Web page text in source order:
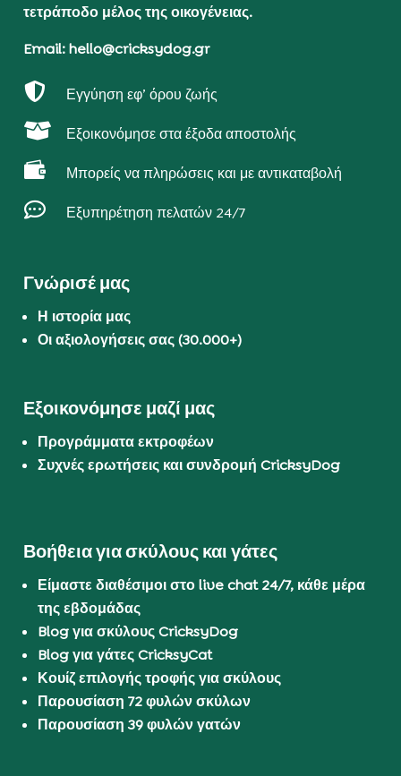
τετράποδο μέλος της οικογένειας.
Email: hello@cricksydog.gr
 Εγγύηση εφ’ όρου ζωής
 Εξοικονόμησε στα έξοδα αποστολής
 Μπορείς να πληρώσεις και με αντικαταβολή
 Εξυπηρέτηση πελατών 24/7
Γνώρισέ μας
Η ιστορία μας
Οι αξιολογήσεις σας (30.000+)
Εξοικονόμησε μαζί μας
Προγράμματα εκτροφέων
Συχνές ερωτήσεις και συνδρομή CricksyDog
Βοήθεια για σκύλους και γάτες
Είμαστε διαθέσιμοι στο live chat 24/7, κάθε μέρα
της εβδομάδας
Blog για σκύλους CricksyDog
Blog για γάτες CricksyCat
Κουίζ επιλογής τροφής για σκύλους
Παρουσίαση 72 φυλών σκύλων
Παρουσίαση 39 φυλών γατών